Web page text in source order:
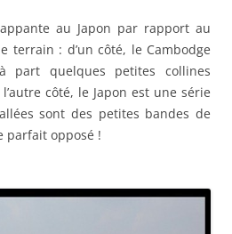
au Japon par rapport au
terrain : d’un côté, le Cambodge
part quelques petites collines
côté, le Japon est une série
sont des petites bandes de
parfait opposé !